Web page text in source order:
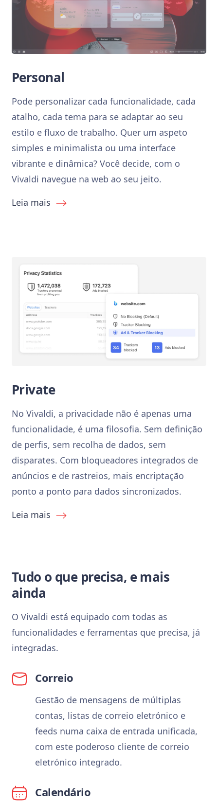
Personal
Pode personalizar cada funcionalidade, cada
atalho, cada tema para se adaptar ao seu
estilo e fluxo de trabalho. Quer um aspeto
simples e minimalista ou uma interface
vibrante e dinâmica? Você decide, com o
Vivaldi navegue na web ao seu jeito.
Leia mais
Private
No Vivaldi, a privacidade não é apenas uma
funcionalidade, é uma filosofia. Sem definição
de perfis, sem recolha de dados, sem
disparates. Com bloqueadores integrados de
anúncios e de rastreios, mais encriptação
ponto a ponto para dados sincronizados.
Leia mais
Tudo o que precisa, e mais
ainda
O Vivaldi está equipado com todas as
funcionalidades e ferramentas que precisa, já
integradas.
Correio
Gestão de mensagens de múltiplas
contas, listas de correio eletrónico e
feeds numa caixa de entrada unificada,
com este poderoso cliente de correio
eletrónico integrado.
Calendário